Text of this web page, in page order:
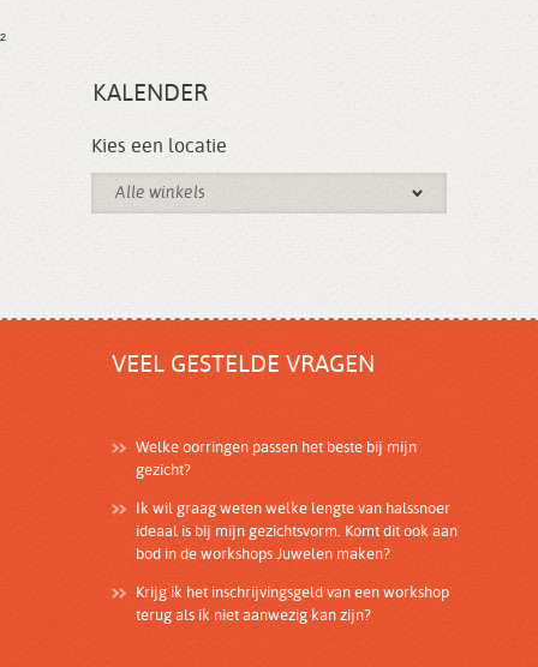
²
KALENDER
Kies een locatie
Alle winkels
VEEL GESTELDE VRAGEN
Welke oorringen passen het beste bij mijn
gezicht?
Ik wil graag weten welke lengte van halssnoer
ideaal is bij mijn gezichtsvorm. Komt dit ook aan
bod in de workshops Juwelen maken?
Krijg ik het inschrijvingsgeld van een workshop
terug als ik niet aanwezig kan zijn?